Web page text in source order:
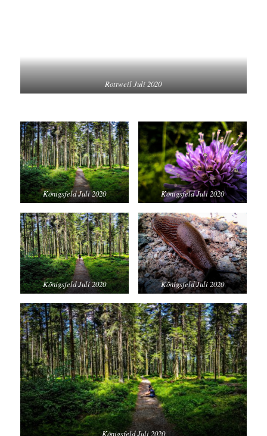
Rottweil Juli 2020
Königsfeld Juli 2020 Königsfeld Juli 2020
Königsfeld Juli 2020 Königsfeld Juli 2020
Königsfeld Juli 2020